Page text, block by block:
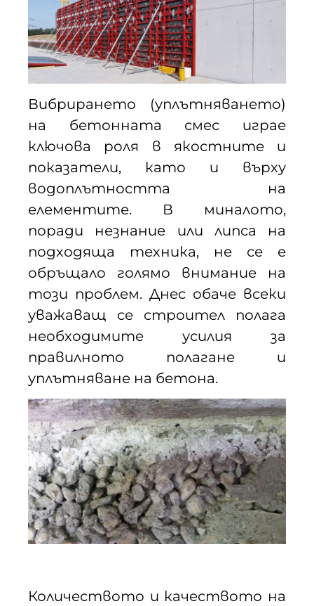
Вибрирането (уплътняването)
на бетонната смес играе
ключова роля в якостните и
показатели, като и върху
водоплътността на
елементите. В миналото,
поради незнание или липса на
подходяща техника, не се е
обръщало голямо внимание на
този проблем. Днес обаче всеки
уважаващ се строител полага
необходимите усилия за
правилното полагане и
уплътняване на бетона.
Количеството и качеството на